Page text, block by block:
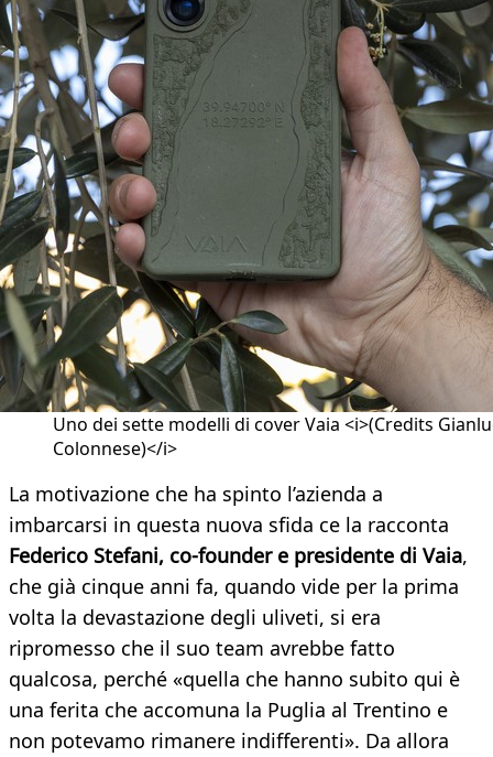
Uno dei sette modelli di cover Vaia <i>(Credits
Colonnese)</i>
La motivazione che ha spinto l’azienda a
imbarcarsi in questa nuova sfida ce la racconta
Federico Stefani, co-founder e presidente di Vaia,
che già cinque anni fa, quando vide per la prima
volta la devastazione degli uliveti, si era
ripromesso che il suo team avrebbe fatto
qualcosa, perché «quella che hanno subito qui è
una ferita che accomuna la Puglia al Trentino e
non potevamo rimanere indifferenti». Da allora